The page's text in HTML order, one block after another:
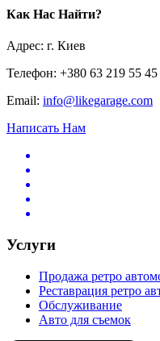
Как Нас Найти?
Адрес: г. Киев
Телефон: +380 63 219 55 45
Email: info@likegarage.com
Написать Нам
Услуги
Продажа ретро
Реставрация ретро
Обслуживание
Авто для съемок